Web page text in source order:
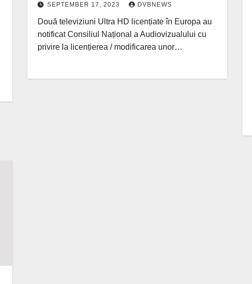
SEPTEMBER 17, 2023 DVBNEWS
Două televiziuni Ultra HD licențiate în Europa au
notificat Consiliul Național a Audiovizualului cu
privire la licențierea / modificarea unor…